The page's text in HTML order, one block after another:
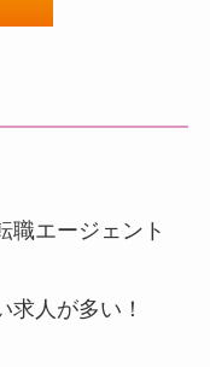
エージェント
人が多い！